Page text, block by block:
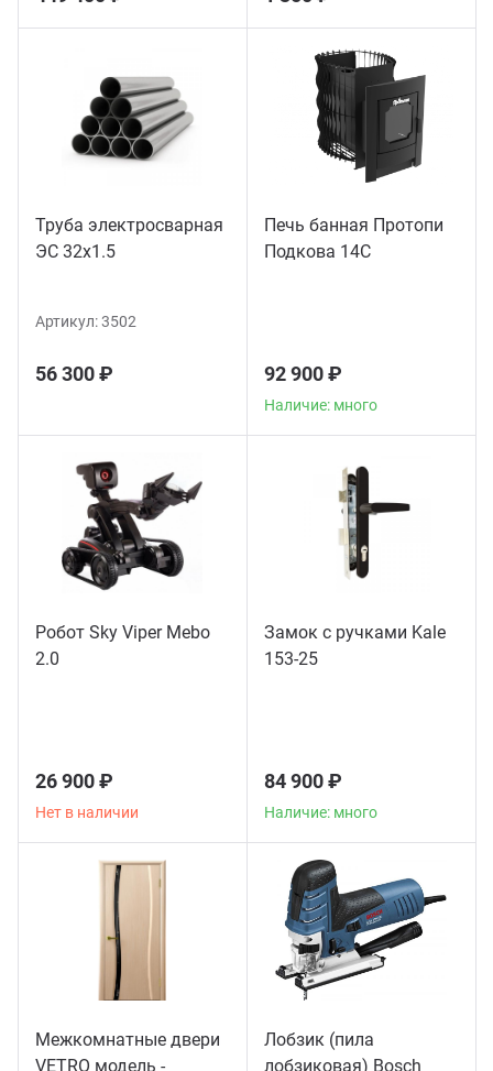
Труба электросварная
ЭС 32x1.5
Артикул:3502
56 300 ₽
Печь банная Протопи
Подкова 14С
92 900 ₽
Наличие: много
Робот Sky Viper Mebo
2.0
26 900 ₽
Нет в наличии
Замок с ручками Kale
153-25
84 900 ₽
Наличие: много
Межкомнатные двери
VETRO модель -
Лобзик (пила
лобзиковая) Bosch